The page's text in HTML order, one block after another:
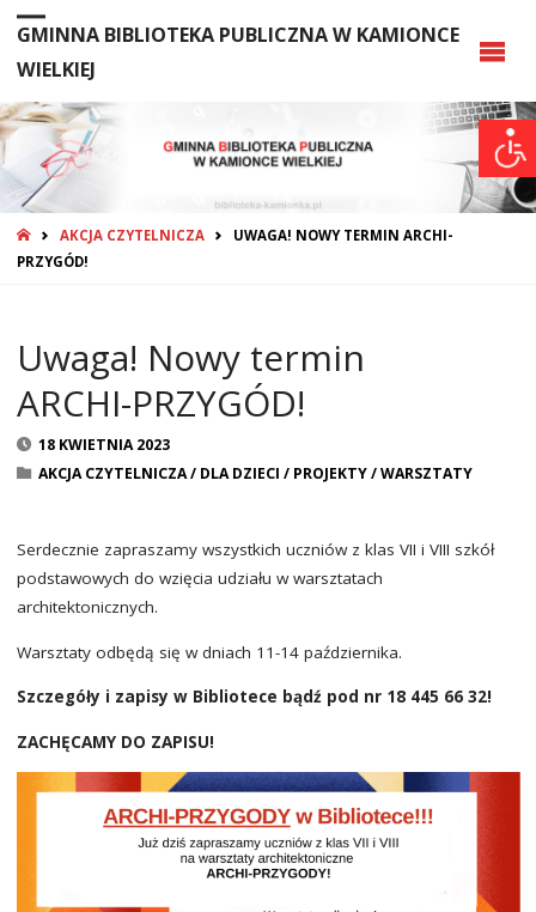
GMINNA BIBLIOTEKA PUBLICZNA W KAMIONCE
WIELKIEJ
STRONA
GŁÓWNA
AKCJA CZYTELNICZA
UWAGA! NOWY TERMIN ARCHI-
PRZYGÓD!
Uwaga! Nowy termin
ARCHI-PRZYGÓD!
18 KWIETNIA 2023
AKCJA CZYTELNICZA/ DLA DZIECI / PROJEKTY/WARSZTATY
Serdecznie zapraszamy wszystkich uczniów z klas VII i VIII szkół
podstawowych do wzięcia udziału w warsztatach
architektonicznych.
Warsztaty odbędą się w dniach 11-14 października.
Szczegóły i zapisy w Bibliotece bądź pod nr 18 445 66 32!
ZACHĘCAMY DO ZAPISU!